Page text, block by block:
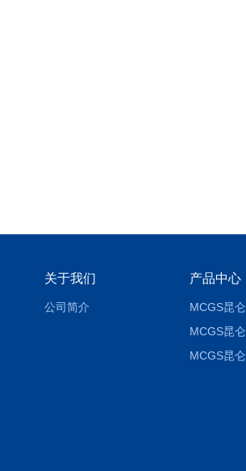
关于我们
公司简介
产品中心